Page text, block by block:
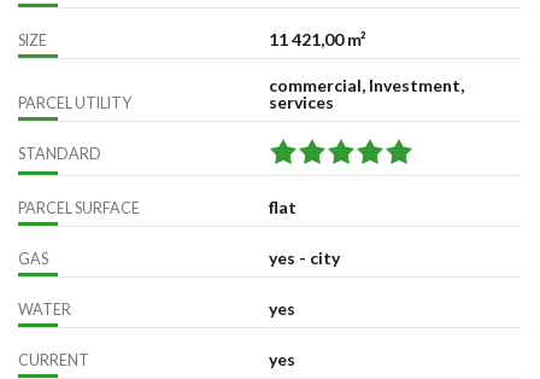
SIZE 11 421,00 m²
PARCEL UTILITY
commercial, Investment,
services
STANDARD
PARCEL SURFACE flat
GAS yes - city
WATER yes
CURRENT yes